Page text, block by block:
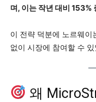
며, 이는 작년 대비 153%
이 전략 덕분에 노르웨이
없이 시장에 참여할 수
왜